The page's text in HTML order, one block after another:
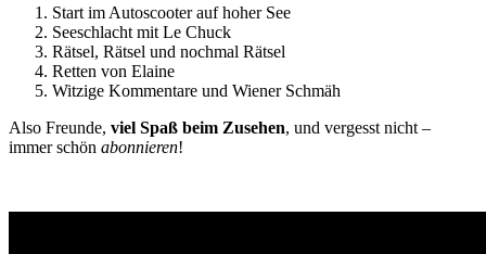
Start im Autoscooter auf hoher See
Seeschlacht mit Le Chuck
Rätsel, Rätsel und nochmal Rätsel
Retten von Elaine
Witzige Kommentare und Wiener Schmäh
Also Freunde, viel Spaß beim Zusehen, und vergesst nicht –
immer schön abonnieren!